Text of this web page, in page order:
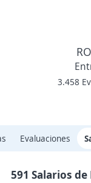
3.458
Evaluaciones
591 Salarios de